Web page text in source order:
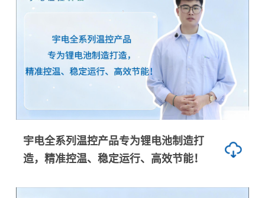
宇电全系列温控产品专为锂电池制造打
造，精准控温、稳定运行、高效节能！